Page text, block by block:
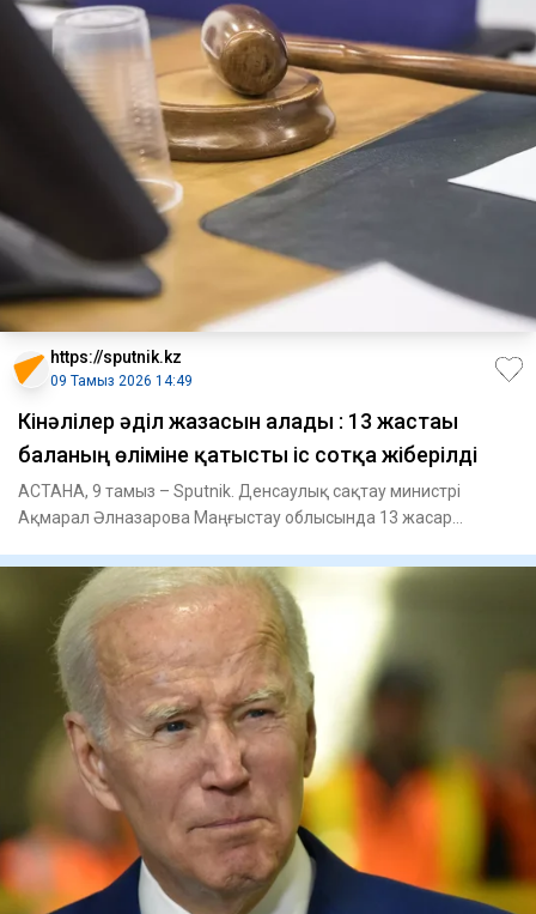
https://sputnik.kz
09 Тамыз 2026 14:49
Кінәлілер әділ жазасын алады : 13 жастағы
баланың өліміне қатысты іс сотқа жіберілді
АСТАНА, 9 тамыз – Sputnik. Денсаулық сақтау министрі
Ақмарал Әлназарова Маңғыстау облысында 13 жасар